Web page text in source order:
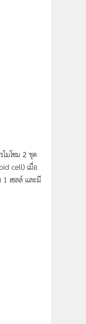
โมโซม 2 ชุด
cell) เมื่อ
1 เซลล์ และมี